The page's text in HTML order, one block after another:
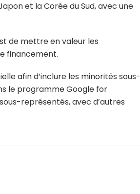
et la Corée du Sud, avec une
de mettre en valeur les
financement.
afin d’inclure les minorités sous-
le programme Google for
représentés, avec d’autres